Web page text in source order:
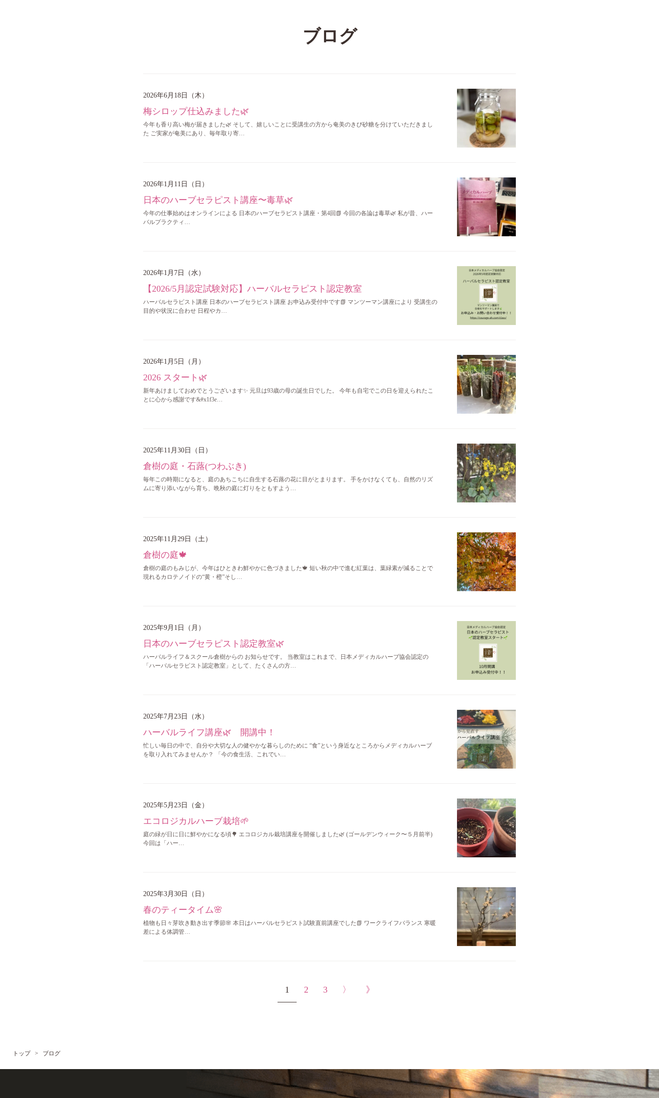
ブログ
2026年6月18日（木）
梅シロップ仕込みました🌿
今年も香り高い梅が届きました🌿 そして、嬉しいことに受講生の方から奄美のきび砂糖を分けていただきまし
た ご実家が奄美にあり、毎年取り寄…
2026年1月11日（日）
日本のハーブセラピスト講座〜毒草🌿
今年の仕事始めはオンラインによる 日本のハーブセラピスト講座・第4回📗 今回の各論は毒草🌿 私が昔、ハー
バルプラクティ…
2026年1月7日（水）
【2026/5月認定試験対応】ハーバルセラピスト認定教室
ハーバルセラピスト講座 日本のハーブセラピスト講座 お申込み受付中です📗 マンツーマン講座により 受講生の
目的や状況に合わせ 日程やカ…
2026年1月5日（月）
2026 スタート🌿
新年あけましておめでとうございます✨ 元旦は93歳の母の誕生日でした。 今年も自宅でこの日を迎えられたこ
とに心から感謝です&#x1f3e…
2025年11月30日（日）
倉樹の庭・石蕗(つわぶき)
毎年この時期になると、庭のあちこちに自生する石蕗の花に目がとまります。 手をかけなくても、自然のリズ
ムに寄り添いながら育ち、晩秋の庭に灯りをともすよう…
2025年11月29日（土）
倉樹の庭🍁
倉樹の庭のもみじが、今年はひときわ鮮やかに色づきました🍁 短い秋の中で進む紅葉は、葉緑素が減ることで
現れるカロテノイドの“黄・橙”そし…
2025年9月1日（月）
日本のハーブセラピスト認定教室🌿
ハーバルライフ＆スクール倉樹からの お知らせです。 当教室はこれまで、日本メディカルハーブ協会認定の
「ハーバルセラピスト認定教室」として、たくさんの方…
2025年7月23日（水）
ハーバルライフ講座🌿 開講中！
忙しい毎日の中で、自分や大切な人の健やかな暮らしのために “食”という身近なところからメディカルハーブ
を取り入れてみませんか？ 「今の食生活、これでい…
2025年5月23日（金）
エコロジカルハーブ栽培🌱
庭の緑が日に日に鮮やかになる頃🌳 エコロジカル栽培講座を開催しました🌿 (ゴールデンウィーク〜５月前半)
今回は「ハー…
2025年3月30日（日）
春のティータイム🌸
植物も日々芽吹き動き出す季節🌸 本日はハーバルセラピスト試験直前講座でした📗 ワークライフバランス 寒暖
差による体調管…
1 2 3 〉 》
トップ > ブログ